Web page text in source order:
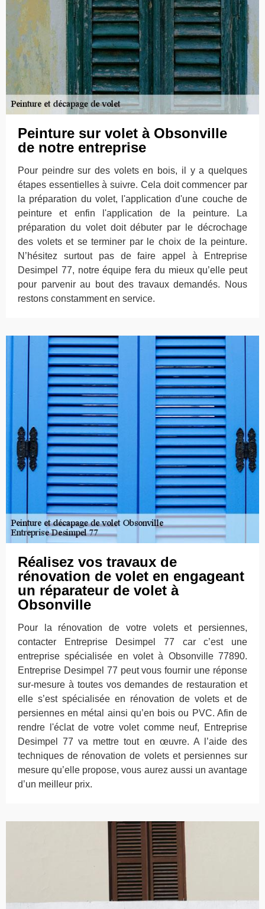
Peinture sur volet à Obsonville
de notre entreprise
Pour peindre sur des volets en bois, il y a quelques
étapes essentielles à suivre. Cela doit commencer par
la préparation du volet, l'application d'une couche de
peinture et enfin l'application de la peinture. La
préparation du volet doit débuter par le décrochage
des volets et se terminer par le choix de la peinture.
N’hésitez surtout pas de faire appel à Entreprise
Desimpel 77, notre équipe fera du mieux qu’elle peut
pour parvenir au bout des travaux demandés. Nous
restons constamment en service.
Réalisez vos travaux de
rénovation de volet en engageant
un réparateur de volet à
Obsonville
Pour la rénovation de votre volets et persiennes,
contacter Entreprise Desimpel 77 car c’est une
entreprise spécialisée en volet à Obsonville 77890.
Entreprise Desimpel 77 peut vous fournir une réponse
sur-mesure à toutes vos demandes de restauration et
elle s’est spécialisée en rénovation de volets et de
persiennes en métal ainsi qu’en bois ou PVC. Afin de
rendre l'éclat de votre volet comme neuf, Entreprise
Desimpel 77 va mettre tout en œuvre. A l’aide des
techniques de rénovation de volets et persiennes sur
mesure qu’elle propose, vous aurez aussi un avantage
d’un meilleur prix.